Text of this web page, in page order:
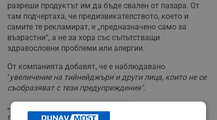
разреши продуктът им да бъде свален от пазара. От
там подчертаха, че предизвикателството, което и
самите те рекламират, е „предназначено само за
възрастни“, а не за хора със съпътстващи
здравословни проблеми или алергии.
От компанията добавят, че е наблюдавано
"увеличение на тийнейджъри и други лица, които не се
съобразяват с тези предупреждения".
„В резултат на това, въпреки че продуктът
продължава да се придържа към стандартите за